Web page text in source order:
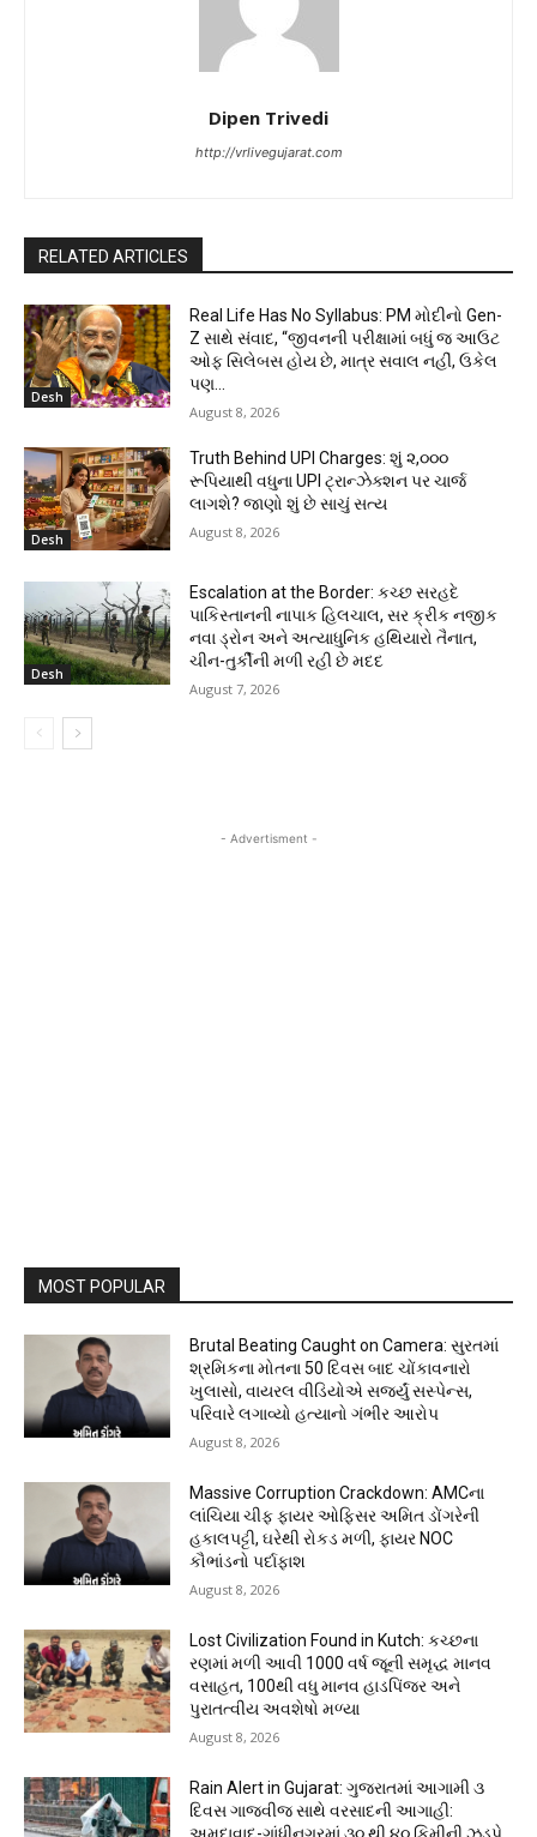
Dipen Trivedi
http://vrlivegujarat.com
RELATED ARTICLES
Desh
Real Life Has No Syllabus: PM મોદીનો Gen-
Z સાથે સંવાદ, “જીવનની પરીક્ષામાં બધું જ આઉટ
ઓફ સિલેબસ હોય છે, માત્ર સવાલ નહીં, ઉકેલ
પણ...
August 8, 2026
Desh
Truth Behind UPI Charges: શું ૨,૦૦૦
રૂપિયાથી વધુના UPI ટ્રાન્ઝેક્શન પર ચાર્જ
લાગશે? જાણો શું છે સાચું સત્ય
August 8, 2026
Desh
Escalation at the Border: કચ્છ સરહદે
પાકિસ્તાનની નાપાક હિલચાલ, સર ક્રીક નજીક
નવા ડ્રોન અને અત્યાધુનિક હથિયારો તૈનાત,
ચીન-તુર્કીની મળી રહી છે મદદ
August 7, 2026
- Advertisment -
MOST POPULAR
Brutal Beating Caught on Camera: સુરતમાં
શ્રમિકના મોતના 50 દિવસ બાદ ચોંકાવનારો
ખુલાસો, વાયરલ વીડિયોએ સર્જ્યું સસ્પેન્સ,
પરિવારે લગાવ્યો હત્યાનો ગંભીર આરોપ
August 8, 2026
Massive Corruption Crackdown: AMCના
લાંચિયા ચીફ ફાયર ઓફિસર અમિત ડોંગરેની
હકાલપટ્ટી, ઘરેથી રોકડ મળી, ફાયર NOC
કૌભાંડનો પર્દાફાશ
August 8, 2026
Lost Civilization Found in Kutch: કચ્છના
રણમાં મળી આવી 1000 વર્ષ જૂની સમૃદ્ધ માનવ
વસાહત, 100થી વધુ માનવ હાડપિંજર અને
પુરાતત્વીય અવશેષો મળ્યા
August 8, 2026
Rain Alert in Gujarat: ગુજરાતમાં આગામી ૩
દિવસ ગાજવીજ સાથે વરસાદની આગાહી: